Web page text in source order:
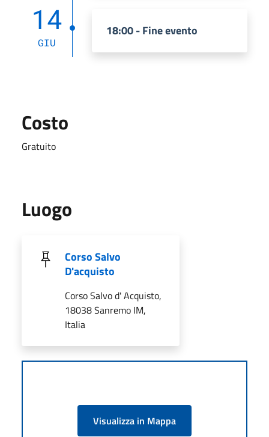
14
GIU
18:00 - Fine evento
Costo
Gratuito
Luogo
Corso Salvo
D'acquisto
Corso Salvo d' Acquisto,
18038 Sanremo IM,
Italia
Visualizza in Mappa